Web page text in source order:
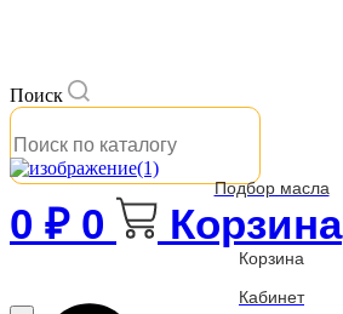
Поиск
Подбор масла
0 ₽ 0 Корзина
Корзина
Кабинет